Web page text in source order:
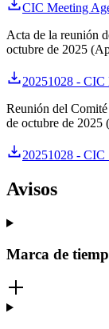
CIC Meeting
Acta de la reunión
octubre de 2025
20251028 -
Reunión del
de octubre de 2025
20251028 - CIC
Avisos
Marca de